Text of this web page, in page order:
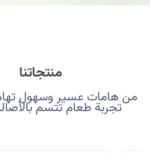
منتجاتنا
من هامات عسير وسهول
تجربة طعام تتسم